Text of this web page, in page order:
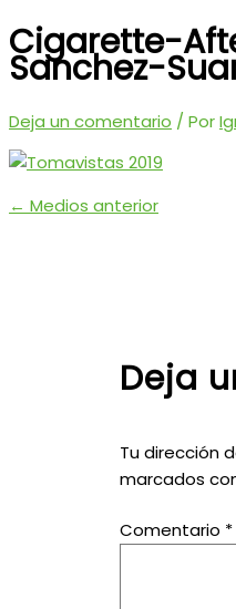
Cigarette-
Sanchez-
Deja un comentario / Por
← Medios anterior
Deja
Tu dirección
marcados
Comentario *